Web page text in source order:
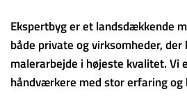
Ekspertbyg er et landsdækkende
både private og virksomheder,
malerarbejde i højeste kvalitet. Vi
håndværkere med stor erfaring